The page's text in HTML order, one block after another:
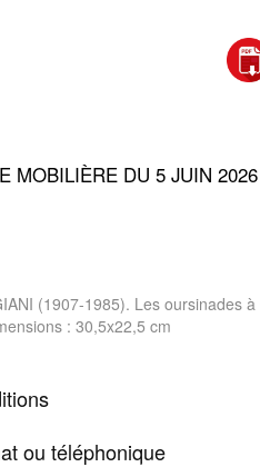
MOBILIÈRE DU 5 JUIN 2026
(1907-1985). Les oursinades
: 30,5x22,5 cm
ou téléphonique